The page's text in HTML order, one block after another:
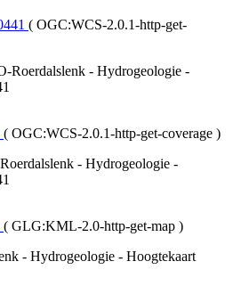
( OGC:WCS-2.0.1-http-get-
Roerdalslenk - Hydrogeologie -
( OGC:WCS-2.0.1-http-get-coverage )
- Hydrogeologie -
( GLG:KML-2.0-http-get-map )
- Hydrogeologie - Hoogtekaart